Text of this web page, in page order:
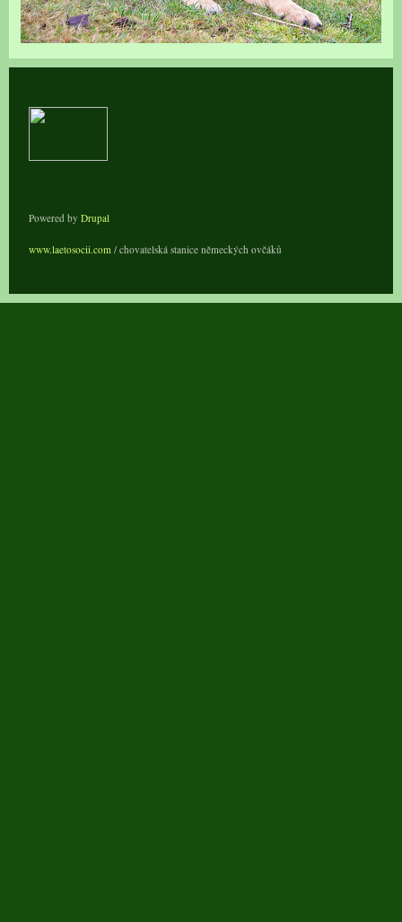
Powered by Drupal
www.laetosocii.com / chovatelská stanice německých ovčáků